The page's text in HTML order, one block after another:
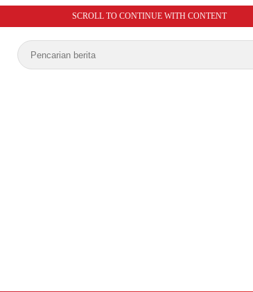
SCROLL TO CONTINUE WITH CONTENT